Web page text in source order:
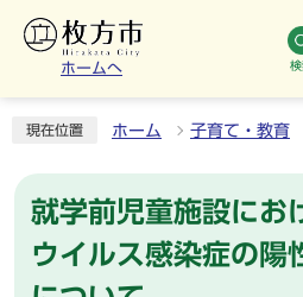
ホームへ
現在位置 ホーム 子育て・教育
就学前児童施設にお
ウイルス感染症の陽